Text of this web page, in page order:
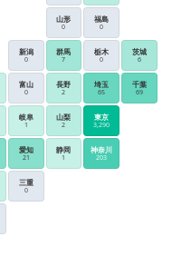
山形
0
福島
0
新潟
0
群馬
7
栃木
0
茨城
6
富山
0
長野
2
埼玉
65
千葉
69
岐阜
1
山梨
2
東京
3,290
愛知
21
静岡
1
神奈川
203
三重
0